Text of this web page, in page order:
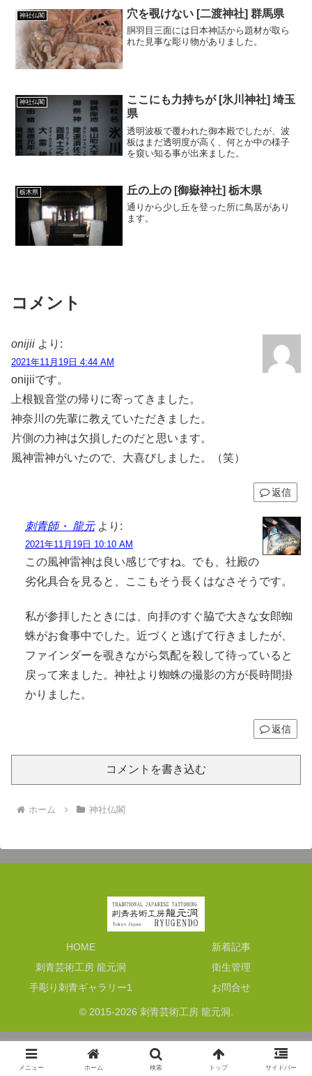
神社仏閣 穴を覗けない [二渡神社] 群馬県
胴羽目三面には日本神話から題材が取ら
れた見事な彫り物がありました。
神社仏閣
ここにも力持ちが [氷川神社] 埼玉
県
透明波板で覆われた御本殿でしたが、波
板はまだ透明度が高く、何とか中の様子
を窺い知る事が出来ました。
栃木県 丘の上の [御嶽神社] 栃木県
通りから少し丘を登った所に鳥居があり
ます。
コメント
onijii より:
2021年11月19日 4:44 AM
onijiiです。
上根観音堂の帰りに寄ってきました。
神奈川の先輩に教えていただきました。
片側の力神は欠損したのだと思います。
風神雷神がいたので、大喜びしました。（笑）
返信
刺青師・ 龍元 より:
2021年11月19日 10:10 AM
この風神雷神は良い感じですね。でも、社殿の
劣化具合を見ると、ここもそう長くはなさそうです。
私が参拝したときには、向拝のすぐ脇で大きな女郎蜘
蛛がお食事中でした。近づくと逃げて行きましたが、
ファインダーを覗きながら気配を殺して待っていると
戻って来ました。神社より蜘蛛の撮影の方が長時間掛
かりました。
返信
コメントを書き込む
ホーム 神社仏閣
HOME
新着記事
刺青芸術工房 龍元洞
衛生管理
手彫り刺青ギャラリー1
お問合せ
© 2015-2026 刺青芸術工房 龍元洞.
メニュー ホーム 検索 トップ サイドバー